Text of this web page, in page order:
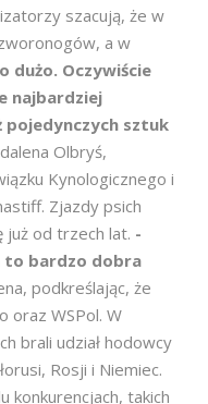
szacują, że w
a w
dużo. Oczywiście
najbardziej
pojedynczych sztuk
Olbryś,
Kynologicznego i
Zjazdy psich
już od trzech lat. -
to bardzo dobra
podkreślając, że
oraz WSPol. W
brali udział hodowcy
Rosji i Niemiec.
konkurencjach, takich